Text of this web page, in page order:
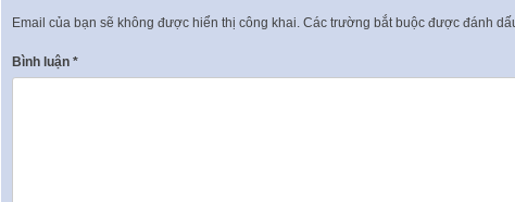
Email của bạn sẽ không được hiển thị công khai. Các trường bắt buộc được đánh
Bình luận *